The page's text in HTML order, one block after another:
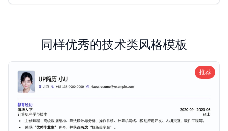
同样优秀的技术类风格模板
推荐